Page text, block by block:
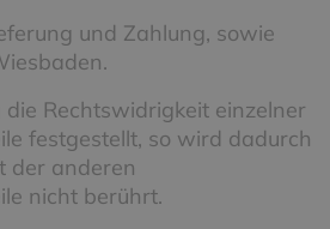
und Zahlung, sowie
Rechtswidrigkeit einzelner
festgestellt, so wird dadurch
der anderen
nicht berührt.